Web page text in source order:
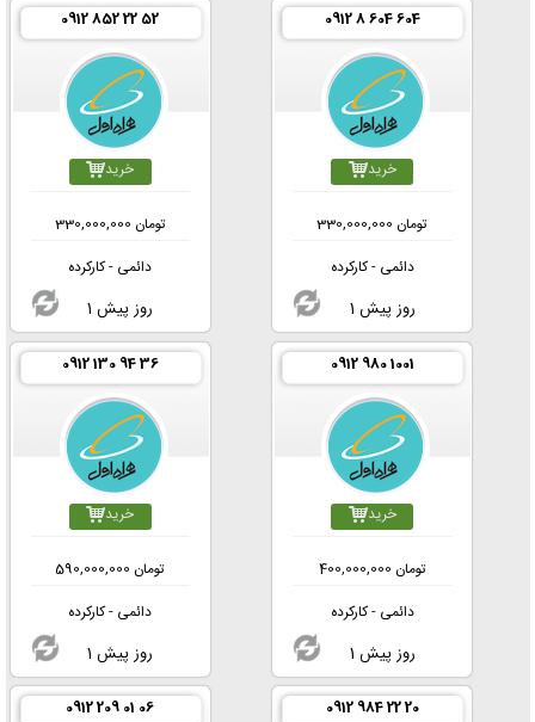
0912 8 604 604
خرید
330,000,000 تومان
دائمی - کارکرده
1 روز پیش
0912 852 22 52
خرید
330,000,000 تومان
دائمی - کارکرده
1 روز پیش
0912 980 1001
خرید
400,000,000 تومان
دائمی - کارکرده
1 روز پیش
0912 130 94 36
خرید
590,000,000 تومان
دائمی - کارکرده
1 روز پیش
0912 984 22 20
0912 209 01 06